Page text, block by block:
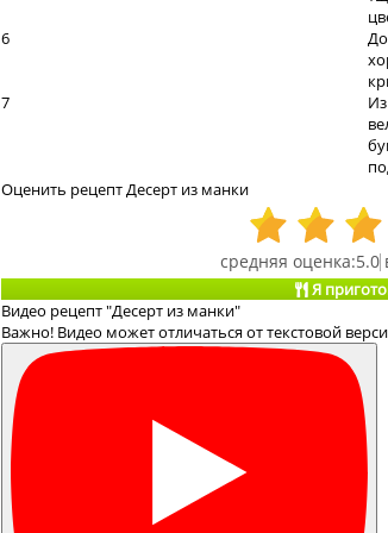
6
7
Оценить рецепт Десерт из манки
5.0
Я
Видео рецепт "Десерт из манки"
Важно! Видео может отличаться от текстовой